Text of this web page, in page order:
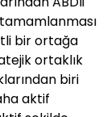
bir ortağa
ortaklık
biri
aktif